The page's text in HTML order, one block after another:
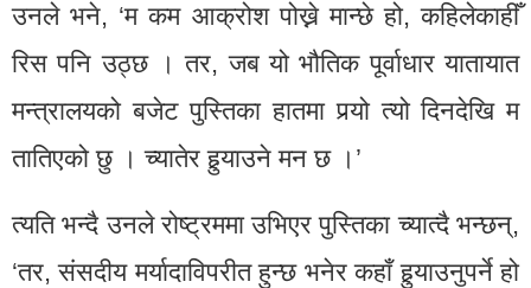
उनले भने, ‘म कम आक्रोश पोख्ने मान्छे हो, कहिलेकाहीँ
रिस पनि उठ्छ । तर, जब यो भौतिक पूर्वाधार यातायात
मन्त्रालयको बजेट पुस्तिका हातमा पर्‍यो त्यो दिनदेखि म
तातिएको छु । च्यातेर हुर्‍याउने मन छ ।’
त्यति भन्दै उनले रोष्ट्रममा उभिएर पुस्तिका च्यात्दै भन्छन्,
‘तर, संसदीय मर्यादाविपरीत हुन्छ भनेर कहाँ हुर्‍याउनुपर्ने हो